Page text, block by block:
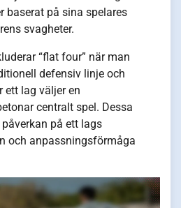
baserat på sina spelares
svagheter.
“flat four” när man
defensiv linje och
ett lag väljer en
centralt spel. Dessa
på ett lags
och anpassningsförmåga